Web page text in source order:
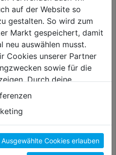
24,99€
auf der Website so
gestalten. So wird zum
Markt gespeichert, damit
neu auswählen musst.
Cookies unserer Partner
sowie für die
Durch deine
von Drittanbieter,
USA, verarbeitet.
erlauben" stimmst du
zu. Unter "Details
Infos zu den
unter "Cookies
Ausgewählte Cookies erlauben